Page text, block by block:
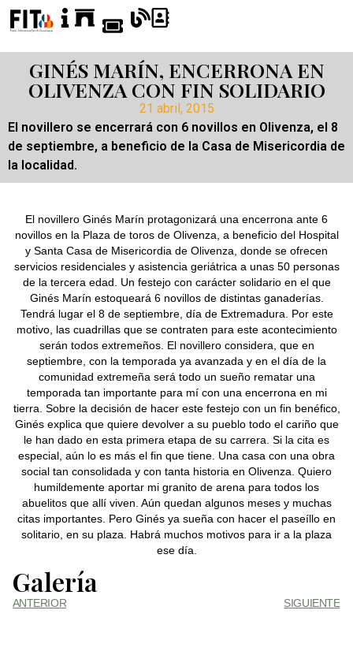
GINÉS MARÍN, ENCERRONA EN
OLIVENZA CON FIN SOLIDARIO
21 abril, 2015
El novillero se encerrará con 6 novillos en Olivenza, el 8
de septiembre, a beneficio de la Casa de Misericordia de
la localidad.
El novillero Ginés Marín protagonizará una encerrona ante 6
novillos en la Plaza de toros de Olivenza, a beneficio del Hospital
y Santa Casa de Misericordia de Olivenza, donde se ofrecen
servicios residenciales y asistencia geriátrica a unas 50 personas
de la tercera edad. Un festejo con carácter solidario en el que
Ginés Marín estoqueará 6 novillos de distintas ganaderías.
Tendrá lugar el 8 de septiembre, día de Extremadura. Por este
motivo, las cuadrillas que se contraten para este acontecimiento
serán todos extremeños. El novillero considera, que en
septiembre, con la temporada ya avanzada y en el día de la
comunidad extremeña será todo un sueño rematar una
temporada tan importante para mí con una encerrona en mi
tierra. Sobre la decisión de hacer este festejo con un fin benéfico,
Ginés explica que quiere devolver a su pueblo todo el cariño que
le han dado en esta primera etapa de su carrera. Si la cita es
especial, aún lo es más el fin que tiene. Una casa con una obra
social tan consolidada y con tanta historia en Olivenza. Quiero
humildemente aportar mi granito de arena para todos los
abuelitos que allí viven. Aún quedan algunos meses y muchas
citas importantes. Pero Ginés ya sueña con hacer el paseíllo en
solitario, en su plaza. Habrá muchos motivos para ir a la plaza
ese día.
Galería
ANTERIOR SIGUIENTE